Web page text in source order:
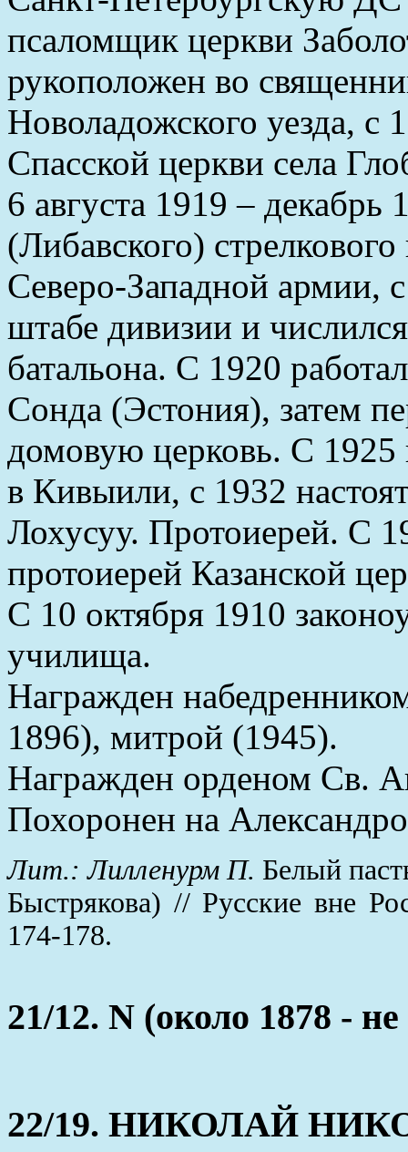
псаломщик церкви
рукоположен во
Новоладожского уезда, с
Спасской церкви села
6 августа 1919 –
(Либавского)
Северо-Западной армии,
штабе дивизии и
батальона. С 1920
Сонда (Эстония), затем
домовую церковь. С 1925
в Кивыили, с 1932
Лохусуу. Протоиерей. С
протоиерей Казанской
С 10 октября 1910
училища.
Награжден
1896), митрой (1945).
Награжден орденом Св.
Похоронен на
Лит.: Лилленурм П. Белый
Быстрякова) // Русские вне
174-178.
21/12. N (около 1878 -
22/19. НИКОЛАЙ